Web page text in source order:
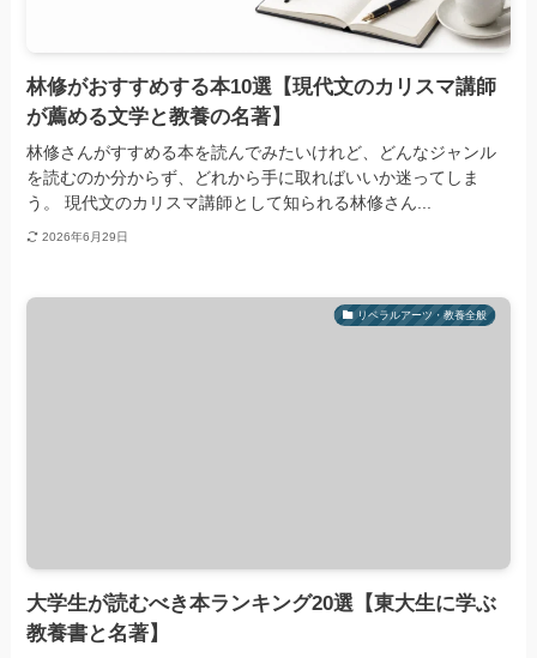
林修がおすすめする本10選【現代文のカリスマ講師
が薦める文学と教養の名著】
林修さんがすすめる本を読んでみたいけれど、どんなジャンル
を読むのか分からず、どれから手に取ればいいか迷ってしま
う。 現代文のカリスマ講師として知られる林修さん...
2026年6月29日
リベラルアーツ・教養全般
大学生が読むべき本ランキング20選【東大生に学ぶ
教養書と名著】